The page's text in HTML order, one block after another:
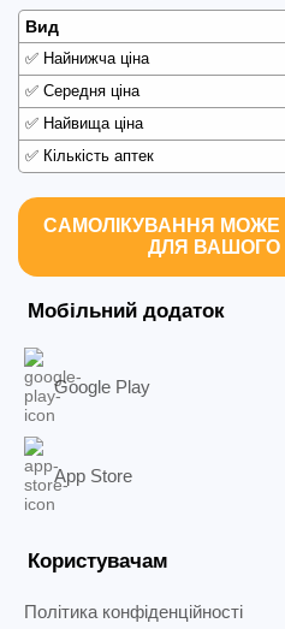
Вид
✅ Найнижча ціна
✅ Середня ціна
✅ Найвища ціна
✅ Кількість аптек
САМОЛІКУВАННЯ
ДЛЯ ВАШОГО
Мобільний додаток
Google Play
App Store
Користувачам
Політика конфіденційності